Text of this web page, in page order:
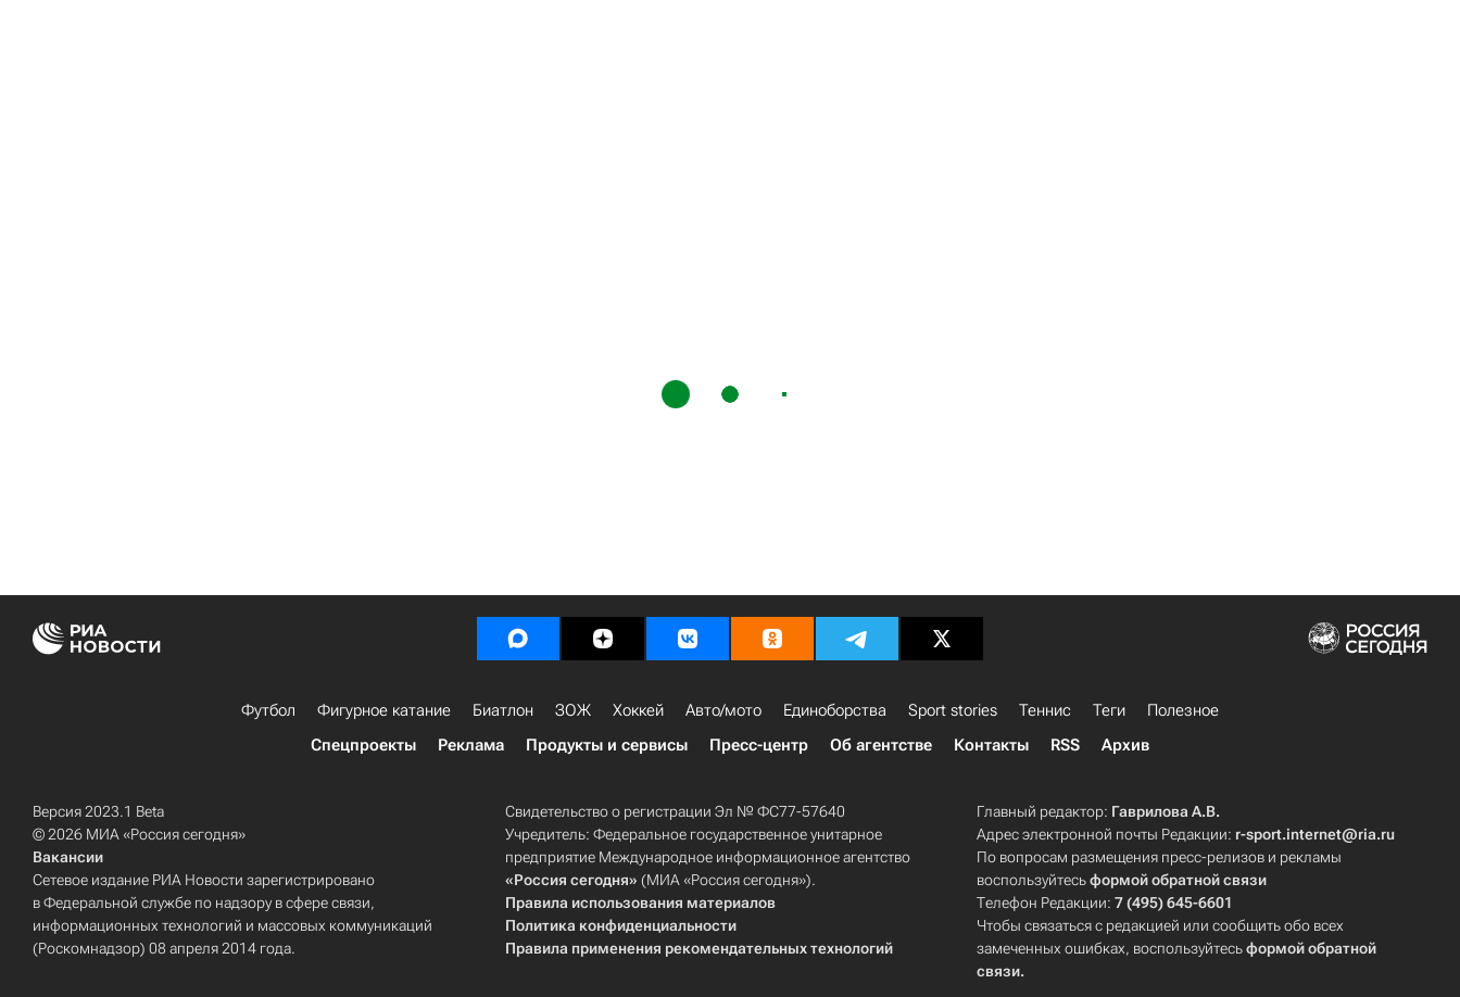
Футбол Фигурное катание Биатлон ЗОЖ Хоккей Авто/мото Единоборства Sport stories Теннис Теги
Полезное
Спецпроекты
Реклама Продукты и сервисы Пресс-центр Об агентстве Контакты RSS Архив
Версия 2023.1 Beta
© 2026 МИА «Россия сегодня»
Вакансии
Сетевое издание РИА Новости зарегистрировано
в Федеральной службе по надзору в сфере связи,
информационных технологий и массовых коммуникаций
(Роскомнадзор) 08 апреля 2014 года.
Свидетельство о регистрации Эл № ФС77-57640
Учредитель: Федеральное государственное унитарное
предприятие Международное информационное агентство
«Россия сегодня» (МИА «Россия сегодня»).
Правила использования материалов
Политика конфиденциальности
Правила применения рекомендательных технологий
Главный редактор: Гаврилова А.В.
Адрес электронной почты Редакции: r-sport.internet@ria.ru
По вопросам размещения пресс-релизов и рекламы
воспользуйтесьформой обратной связи
Телефон Редакции:7 (495) 645-6601
Чтобы связаться с редакцией или сообщить обо всех
замеченных ошибках, воспользуйтесьформой обратной
связи.